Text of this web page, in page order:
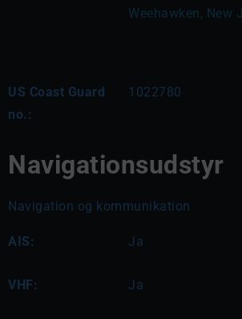
Weehawken, New
US Coast Guard
no.:
1022780
Navigationsudstyr
Navigation og kommunikation
AIS: Ja
VHF: Ja